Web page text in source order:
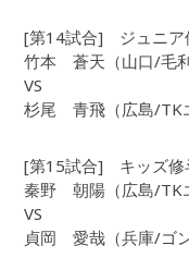
[第14試合] ジュニ
竹本 蒼天（山口/毛利
VS
杉尾 青飛（広島/TK
[第15試合] キッズ
秦野 朝陽（広島/TK
VS
貞岡 愛哉（兵庫/ゴン